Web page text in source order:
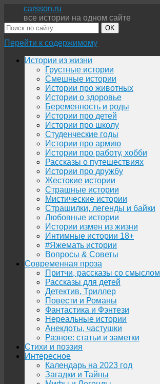
carsson.ru
все истории на одном сайте
OK
Перейти к содержимому
Истории из жизни
Грустные истории
Смешные истории
Истории про животных
Истории о здоровье
Беременность и роды
Истории про детей
Истории про школу
Студенческие годы
Истории про армию
Истории про работу, хобби
Рассказы о путешествиях
Истории про дружбу
Жестокие истории
Страшные истории
Мистические истории
Страшилки, легенды и байки
Любовные истории
Истории измен из жизни
Интимные истории 18+
#Яжемать истории
Вопросы & Советы
Современная проза
Притчи, рассказы со смыслом
Рассказы для детей
Детектив, Триллер
Повести и Романы
Фантастика и Фэнтези
Нереальные истории
Анекдоты, частушки
Разное: статьи и заметки
Стихи и поэзия
Интересное
Календарь на 2023 год
Загадки и Тайны